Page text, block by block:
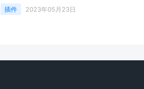
是未经相机内部软件处理的数码照片，因此
包含相机传感器捕获的所有信息。Camera
对比度和饱和度）的方法。Camera Raw 通
插件 2023年05月23日